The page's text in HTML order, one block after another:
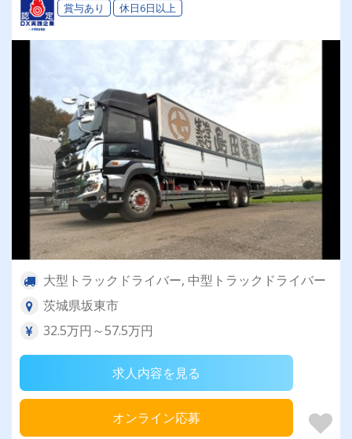
賞与あり 休日6日以上
大型トラックドライバー, 中型トラックドライバー
茨城県坂東市
32.5万円～57.5万円
求人内容を見る
オンライン応募